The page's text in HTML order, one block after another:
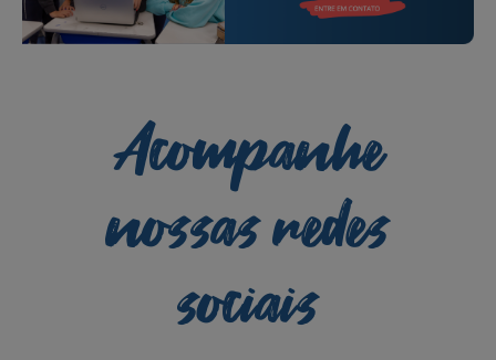
Acompanhe
nossas redes
sociais